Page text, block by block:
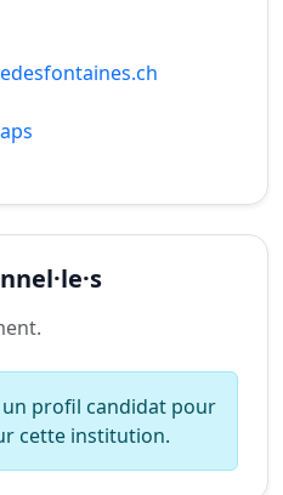
un profil candidat pour
cette institution.